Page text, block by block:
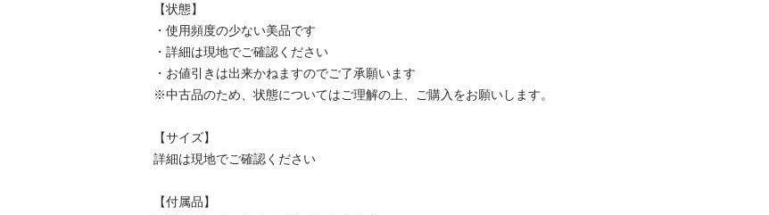
【状態】
・使用頻度の少ない美品です
・詳細は現地でご確認ください
・お値引きは出来かねますのでご了承願います
※中古品のため、状態についてはご理解の上、ご購入をお願いします。
【サイズ】
詳細は現地でご確認ください
【付属品】